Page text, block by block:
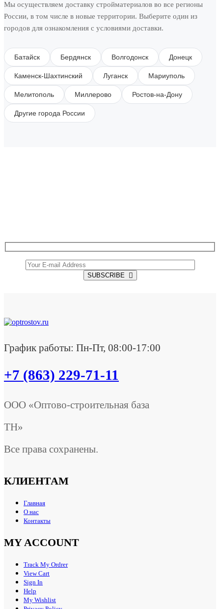
Мы осуществляем доставку стройматериалов во все регионы
России, в том числе в новые территории. Выберите один из
городов для ознакомления с условиями доставки.
Батайск Бердянск Волгодонск Донецк
Каменск-Шахтинский Луганск Мариуполь
Мелитополь Миллерово Ростов-на-Дону
Другие города России
SUBSCRIBE
График работы: Пн-Пт, 08:00-17:00
+7 (863) 229-71-11
ООО «Оптово-строительная база
ТН»
Все права сохранены.
КЛИЕНТАМ
Главная
О нас
Контакты
MY ACCOUNT
Track My Ordrer
View Cart
Sign In
Help
My Wishlist